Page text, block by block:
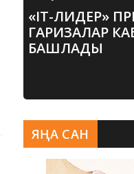
«IT-ЛИДЕР»
ГАРИЗАЛАР
БАШЛАДЫ
ЯҢА САН